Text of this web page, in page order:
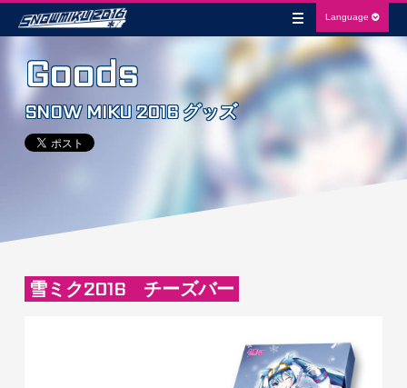
Language
Goods
SNOW MIKU 2016 グッズ
雪ミク2016 チーズバー